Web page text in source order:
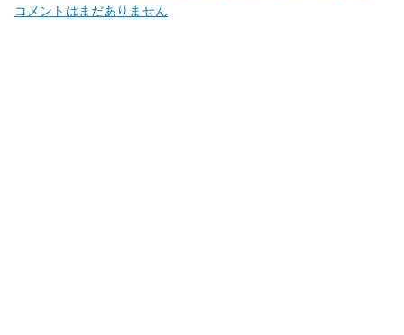
出
コメントはまだありません